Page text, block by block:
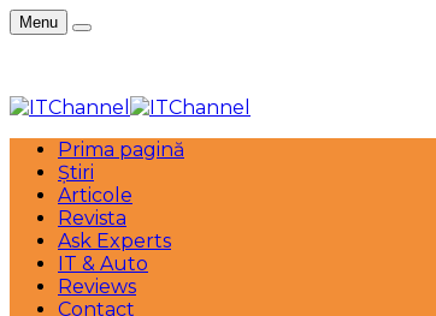
Menu
Prima pagină
Știri
Articole
Revista
Ask Experts
IT & Auto
Reviews
Contact